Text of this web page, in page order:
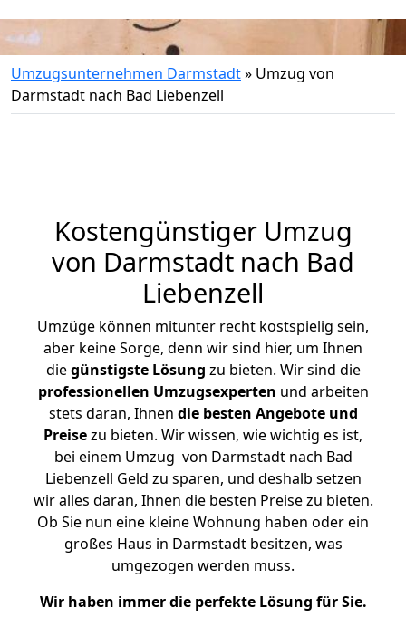
Umzugsunternehmen Darmstadt» Umzug von
Darmstadt nach Bad Liebenzell
Kostengünstiger Umzug
von Darmstadt nach Bad
Liebenzell
Umzüge können mitunter recht kostspielig sein,
aber keine Sorge, denn wir sind hier, um Ihnen
diegünstigste Lösung zu bieten. Wir sind die
professionellen Umzugsexperten und arbeiten
stets daran, Ihnen die besten Angebote und
Preisezu bieten. Wir wissen, wie wichtig es ist,
bei einem Umzug von Darmstadt nach Bad
Liebenzell Geld zu sparen, und deshalb setzen
wir alles daran, Ihnen die besten Preise zu bieten.
Ob Sie nun eine kleine Wohnung haben oder ein
großes Haus in Darmstadt besitzen, was
umgezogen werden muss.
Wir haben immer die perfekte Lösung für Sie.